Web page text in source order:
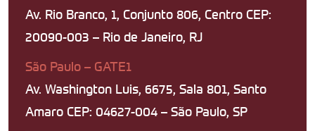
Av. Rio Branco, 1, Conjunto 806, Centro CEP:
20090-003 – Rio de Janeiro, RJ
São Paulo – GATE1
Av. Washington Luis, 6675, Sala 801, Santo
Amaro CEP: 04627-004 – São Paulo, SP